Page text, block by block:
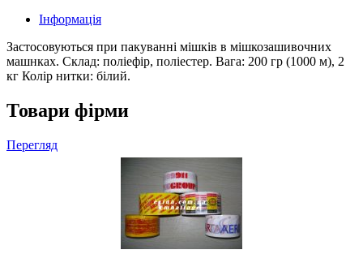
Інформація
Застосовуються при пакуванні мішків в мішкозашивочних
машнках. Склад: поліефір, поліестер. Вага: 200 гр (1000 м), 2
кг Колір нитки: білий.
Товари фірми
Перегляд